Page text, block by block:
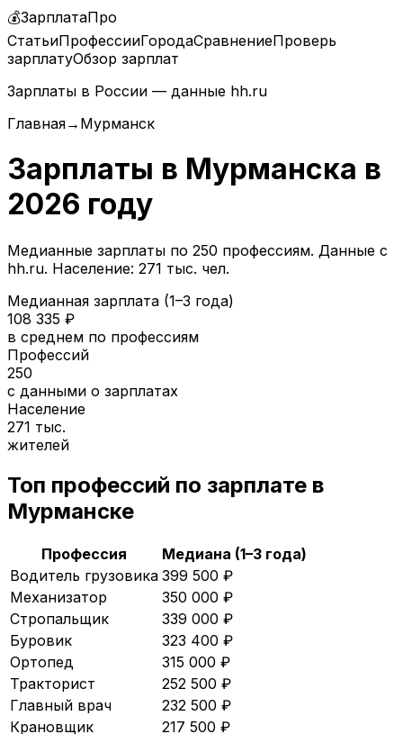
💰ЗарплатаПро
СтатьиПрофессииГородаСравнениеПроверь
зарплатуОбзор зарплат
Зарплаты в России — данные hh.ru
Главная→ Мурманск
Зарплаты в Мурманска в
2026 году
Медианные зарплаты по 250 профессиям. Данные с
hh.ru. Население: 271 тыс. чел.
Медианная зарплата (1–3 года)
108 335 ₽
в среднем по профессиям
Профессий
250
с данными о зарплатах
Население
271 тыс.
жителей
Топ профессий по зарплате в
Мурманске
Профессия
Медиана (1–3 года)
Водитель грузовика 399 500 ₽
Механизатор
350 000 ₽
Стропальщик
339 000 ₽
Буровик
323 400 ₽
Ортопед
315 000 ₽
Тракторист
252 500 ₽
Главный врач
232 500 ₽
Крановщик
217 500 ₽